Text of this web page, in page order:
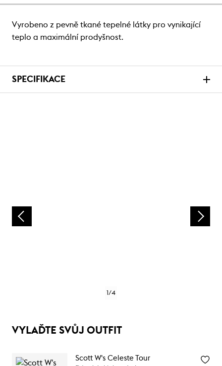
Vyrobeno z pevně tkané tepelné látky pro vynikající
teplo a maximální prodyšnost.
SPECIFIKACE
1/4
VYLAĎTE SVŮJ OUTFIT
Scott W's Celeste Tour